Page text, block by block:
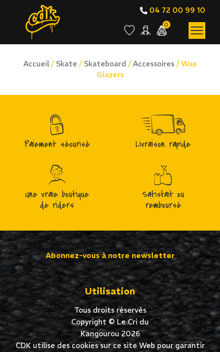
04 72 00 99 10
0
Accueil/ Skate / Skateboard / Accessoires/ Wax
Glazers
Paiement sécurisé Livraison rapide
Une vraie boutique
de riders
Satisfait ou
remboursé
Abonnez-vous à notre newsletter
Utilisation
Tous droits réservés
Copyright © Le Cri du
Kangourou 2026
CDK utilise des cookies sur ce site Web pour garantir